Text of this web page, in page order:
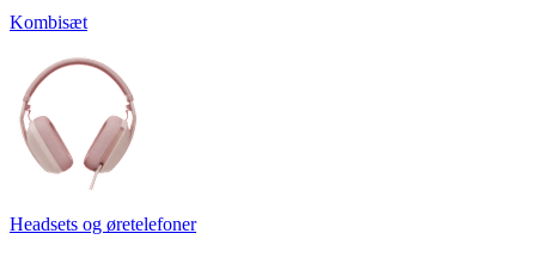
Kombisæt
Headsets og øretelefoner